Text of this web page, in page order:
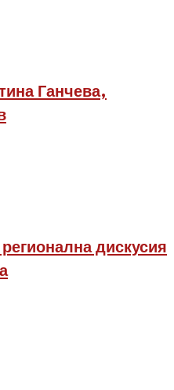
Ганчева,
дискусия